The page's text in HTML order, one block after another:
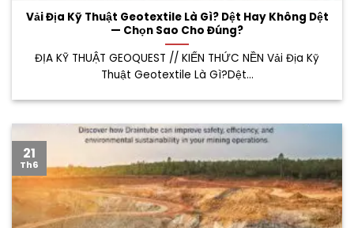
Vải Địa Kỹ Thuật Geotextile Là Gì? Dệt Hay Không Dệt
— Chọn Sao Cho Đúng?
ĐỊA KỸ THUẬT GEOQUEST // KIẾN THỨC NỀN Vải Địa Kỹ
Thuật Geotextile Là Gì?Dệt...
21
Th6